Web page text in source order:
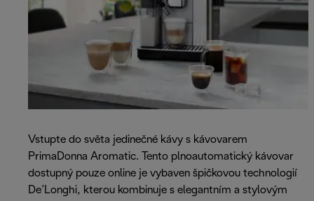
Vstupte do světa jedinečné kávy s kávovarem
PrimaDonna Aromatic. Tento plnoautomatický kávovar
dostupný pouze online je vybaven špičkovou technologií
De’Longhi, kterou kombinuje s elegantním a stylovým